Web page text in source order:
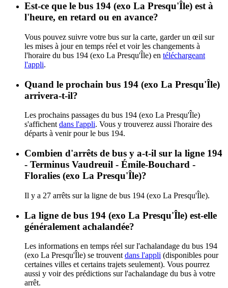
Est-ce que le bus 194 (exo La Presqu'Île) est à
l'heure, en retard ou en avance?
Vous pouvez suivre votre bus sur la carte, garder un œil sur
les mises à jour en temps réel et voir les changements à
l'horaire du bus 194 (exo La Presqu'Île) en téléchargeant
l'appli.
Quand le prochain bus 194 (exo La Presqu'Île)
arrivera-t-il?
Les prochains passages du bus 194 (exo La Presqu'Île)
s'affichent dans l'appli. Vous y trouverez aussi l'horaire des
départs à venir pour le bus 194.
Combien d'arrêts de bus y a-t-il sur la ligne 194
- Terminus Vaudreuil - Émile-Bouchard -
Floralies (exo La Presqu'Île)?
Il y a 27 arrêts sur la ligne de bus 194 (exo La Presqu'Île).
La ligne de bus 194 (exo La Presqu'Île) est-elle
généralement achalandée?
Les informations en temps réel sur l'achalandage du bus 194
(exo La Presqu'Île) se trouvent dans l'appli (disponibles pour
certaines villes et certains trajets seulement). Vous pourrez
aussi y voir des prédictions sur l'achalandage du bus à votre
arrêt.